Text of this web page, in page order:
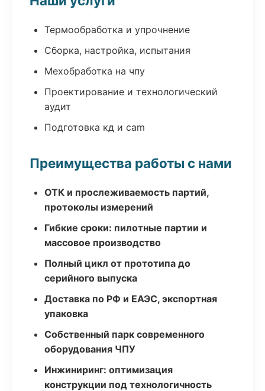
Термообработка и упрочнение
Сборка, настройка, испытания
Мехобработка на чпу
Проектирование и технологический
аудит
Подготовка кд и cam
Преимущества работы с нами
ОТК и прослеживаемость партий,
протоколы измерений
Гибкие сроки: пилотные партии и
массовое производство
Полный цикл от прототипа до
серийного выпуска
Доставка по РФ и ЕАЭС, экспортная
упаковка
Собственный парк современного
оборудования ЧПУ
Инжиниринг: оптимизация
конструкции под технологичность